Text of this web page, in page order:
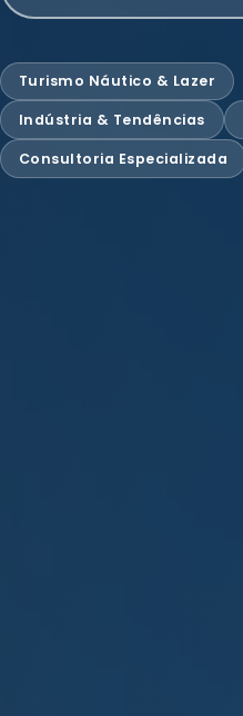
Turismo Náutico & Lazer
Indústria & Tendências
Consultoria Especializada